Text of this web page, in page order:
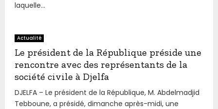
laquelle...
Actualité
Le président de la République préside une
rencontre avec des représentants de la
société civile à Djelfa
DJELFA – Le président de la République, M. Abdelmadjid
Tebboune, a présidé, dimanche après-midi, une